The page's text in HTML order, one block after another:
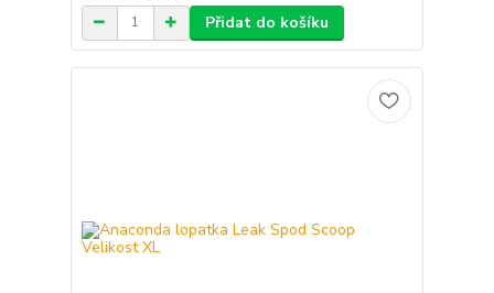
Přidat do košíku